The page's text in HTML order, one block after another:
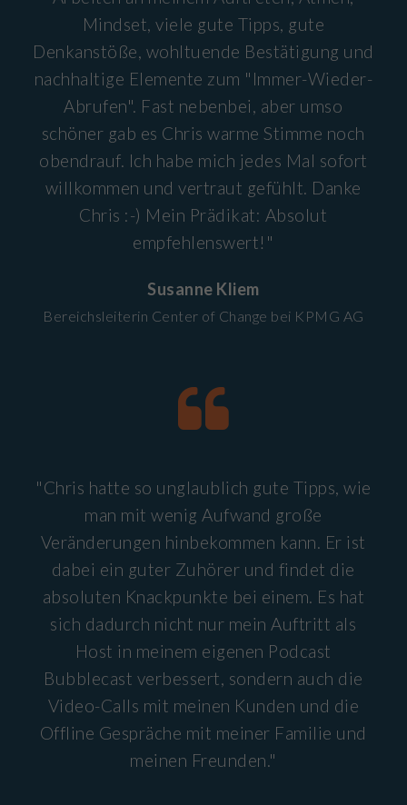
Mindset, viele gute Tipps, gute
Denkanstöße, wohltuende Bestätigung und
nachhaltige Elemente zum "Immer-Wieder-
Abrufen". Fast nebenbei, aber umso
schöner gab es Chris warme Stimme noch
obendrauf. Ich habe mich jedes Mal sofort
willkommen und vertraut gefühlt. Danke
Chris :-) Mein Prädikat: Absolut
empfehlenswert!"
Susanne Kliem
Bereichsleiterin Center of Change bei KPMG AG
"Chris hatte so unglaublich gute Tipps, wie
man mit wenig Aufwand große
Veränderungen hinbekommen kann. Er ist
dabei ein guter Zuhörer und findet die
absoluten Knackpunkte bei einem. Es hat
sich dadurch nicht nur mein Auftritt als
Host in meinem eigenen Podcast
Bubblecast verbessert, sondern auch die
Video-Calls mit meinen Kunden und die
Offline Gespräche mit meiner Familie und
meinen Freunden."